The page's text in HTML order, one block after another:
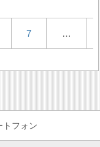
7 …
トフォン